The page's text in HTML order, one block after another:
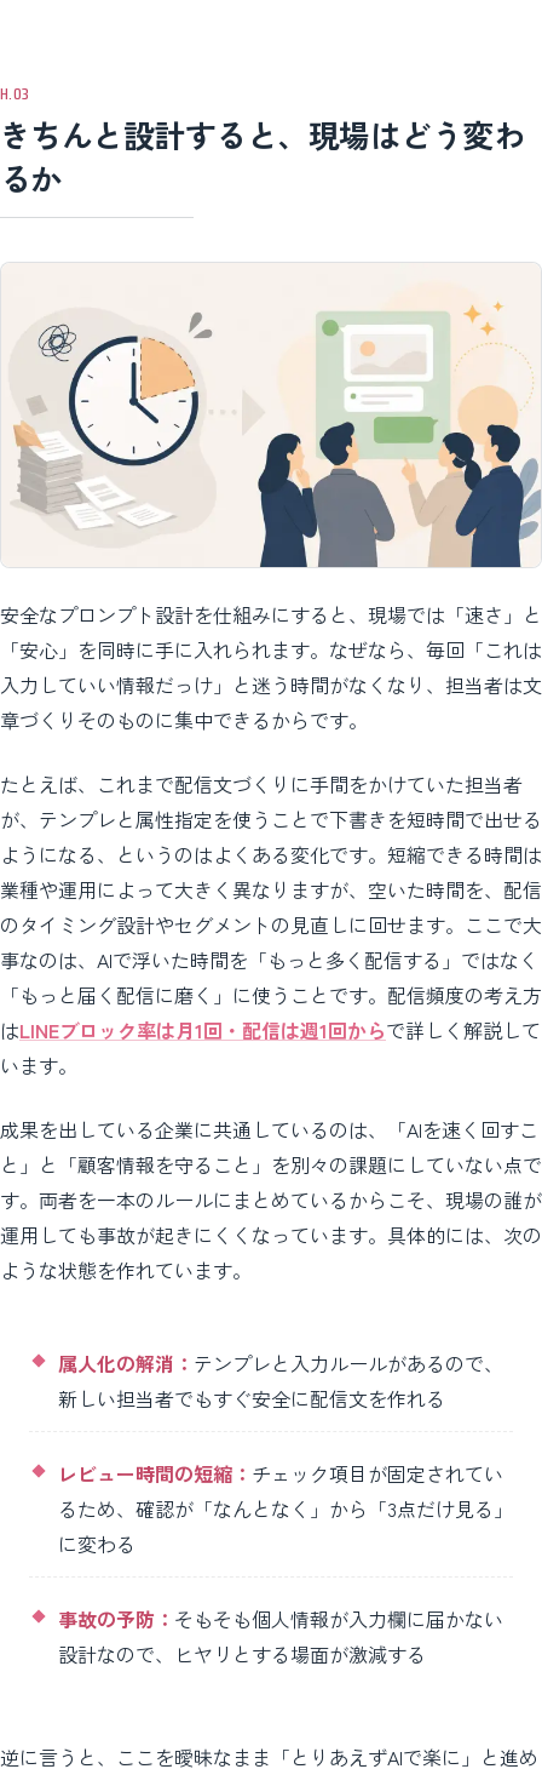
きちんと設計すると、現場はどう変わ
るか
安全なプロンプト設計を仕組みにすると、現場では「速さ」と
「安心」を同時に手に入れられます。なぜなら、毎回「これは
入力していい情報だっけ」と迷う時間がなくなり、担当者は文
章づくりそのものに集中できるからです。
たとえば、これまで配信文づくりに手間をかけていた担当者
が、テンプレと属性指定を使うことで下書きを短時間で出せる
ようになる、というのはよくある変化です。短縮できる時間は
業種や運用によって大きく異なりますが、空いた時間を、配信
のタイミング設計やセグメントの見直しに回せます。ここで大
事なのは、AIで浮いた時間を「もっと多く配信する」ではなく
「もっと届く配信に磨く」に使うことです。配信頻度の考え方
はLINEブロック率は月1回・配信は週1回からで詳しく解説して
います。
成果を出している企業に共通しているのは、「AIを速く回すこ
と」と「顧客情報を守ること」を別々の課題にしていない点で
す。両者を一本のルールにまとめているからこそ、現場の誰が
運用しても事故が起きにくくなっています。具体的には、次の
ような状態を作れています。
属人化の解消： テンプレと入力ルールがあるので、
新しい担当者でもすぐ安全に配信文を作れる
レビュー時間の短縮： チェック項目が固定されてい
るため、確認が「なんとなく」から「3点だけ見る」
に変わる
事故の予防： そもそも個人情報が入力欄に届かない
設計なので、ヒヤリとする場面が激減する
逆に言うと、ここを曖昧なまま「とりあえずAIで楽に」と進め